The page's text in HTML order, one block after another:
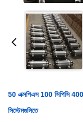
50 এক্সপিএস 100 সিপিসি 400
সিস্টেমগুলিতে